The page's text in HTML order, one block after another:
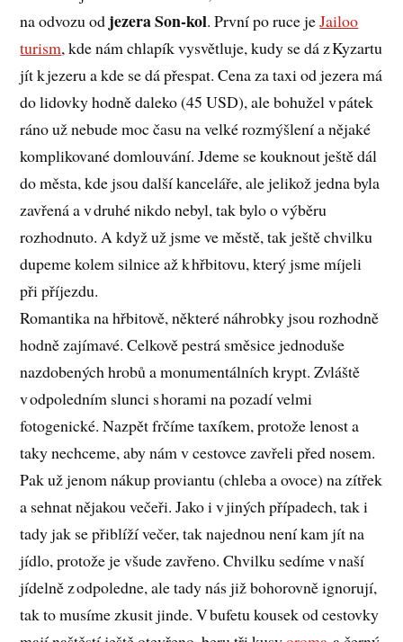
na odvozu od jezera Son-kol. První po ruce jeJailoo
turism, kde nám chlapík vysvětluje, kudy se dá z Kyzartu
jít k jezeru a kde se dá přespat. Cena za taxi od jezera má
do lidovky hodně daleko (45 USD), ale bohužel v pátek
ráno už nebude moc času na velké rozmýšlení a nějaké
komplikované domlouvání. Jdeme se kouknout ještě dál
do města, kde jsou další kanceláře, ale jelikož jedna byla
zavřená a v druhé nikdo nebyl, tak bylo o výběru
rozhodnuto. A když už jsme ve městě, tak ještě chvilku
dupeme kolem silnice až k hřbitovu, který jsme míjeli
při příjezdu.
Romantika na hřbitově, některé náhrobky jsou rozhodně
hodně zajímavé. Celkově pestrá směsice jednoduše
nazdobených hrobů a monumentálních krypt. Zvláště
v odpoledním slunci s horami na pozadí velmi
fotogenické. Nazpět frčíme taxíkem, protože lenost a
taky nechceme, aby nám v cestovce zavřeli před nosem.
Pak už jenom nákup proviantu (chleba a ovoce) na zítřek
a sehnat nějakou večeři. Jako i v jiných případech, tak i
tady jak se přiblíží večer, tak najednou není kam jít na
jídlo, protože je všude zavřeno. Chvilku sedíme v naší
jídelně z odpoledne, ale tady nás již bohorovně ignorují,
tak to musíme zkusit jinde. V bufetu kousek od cestovky